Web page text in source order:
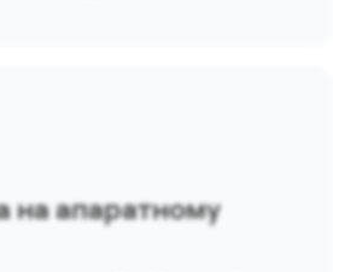
на апаратному